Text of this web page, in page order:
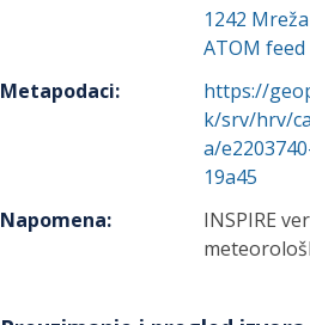
1242
ATOM feed
Metapodaci:
https://
k/srv/hrv/
a/
19a45
Napomena:
INSPIRE